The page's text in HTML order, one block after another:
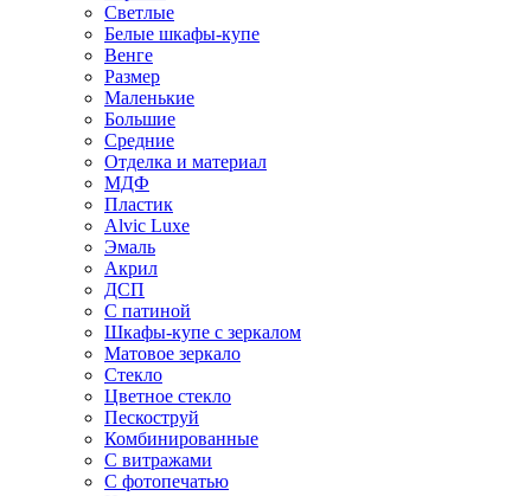
Светлые
Белые шкафы-купе
Венге
Размер
Маленькие
Большие
Средние
Отделка и материал
МДФ
Пластик
Alvic Luxe
Эмаль
Акрил
ДСП
С патиной
Шкафы-купе с зеркалом
Матовое зеркало
Стекло
Цветное стекло
Пескоструй
Комбинированные
С витражами
С фотопечатью